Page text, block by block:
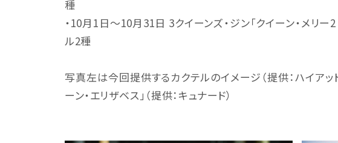
種
・10月1日～10月31日 3クイーンズ・ジン「クイーン・メリ
ル2種
写真左は今回提供するカクテルのイメージ（提供：ハイアッ
ーン・エリザベス」（提供：キュナード）